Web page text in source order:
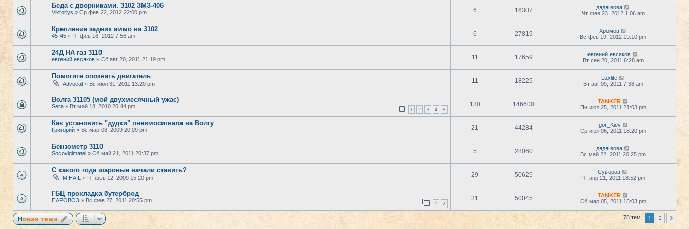
Беда с дворниками. 3102 ЗМЗ-406
Viktoriys » Ср фев 22, 2012 22:00 pm 6 16307
дядя вова
Чт фев 23, 2012 1:06 am
Крепление задних аммо на 3102
45-45 » Чт фев 16, 2012 7:56 am 6 27819
Хромов
Вс фев 19, 2012 19:10 pm
24Д НА газ 3110
евгений евсяков » Сб авг 20, 2011 21:19 pm 11 17659
евгений евсяков
Вт сен 20, 2011 6:28 am
Помогите опознать двигатель
Advocat » Вс июл 31, 2011 13:20 pm 11 18225
Luxlite
Вт авг 09, 2011 7:38 am
Волга 31105 (мой двухмесячный ужас)
Sera » Вт май 18, 2010 20:44 pm 1 2 3 4 5
130 146600
TANKER
Пн июл 25, 2011 21:03 pm
Как установить "дудки" пневмосигнала на Волгу
Григорий » Вс мар 08, 2009 20:09 pm 21 44284
Igor_Kiev
Ср июл 06, 2011 18:20 pm
Бензометр 3110
Socovigimatel » Сб май 21, 2011 20:37 pm 5 28060
дядя вова
Вс май 22, 2011 20:25 pm
С какого года шаровые начали ставить?
MIHAIL » Чт фев 12, 2009 15:20 pm 29 50625
Суворов
Чт апр 21, 2011 18:52 pm
ГБЦ прокладка бутерброд
ПАРОВОЗ » Вс фев 27, 2011 20:55 pm 1 2
31 50045
TANKER
Сб мар 05, 2011 15:03 pm
Новая тема 78 тем 1 2